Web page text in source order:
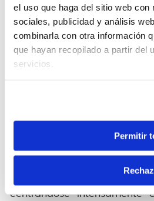
el uso que haga del sitio web
sociales, publicidad y análisis
combinarla con otra información
que hayan recopilado a partir del
servicios.
Permitir
delgado eclipsan cualquier
Maderas 100% de Arce
Acabado Exótico lacado
Tom Tom, Floor Tom y
la serie de baterías
carácter pleno y poderoso y
los tambores Superstar se
centrándose intensamente